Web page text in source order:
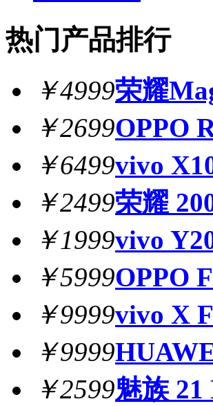
热门产品排行
￥4999荣耀
￥2699OPPO
￥6499vivo
￥2499荣耀
￥1999vivo
￥5999OPPO
￥9999vivo X
￥9999
￥2599魅族 21